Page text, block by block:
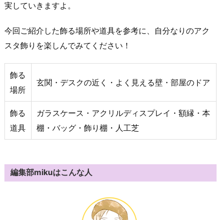
実していきますよ。
今回ご紹介した飾る場所や道具を参考に、自分なりのアク
スタ飾りを楽しんでみてください！
飾る
場所
玄関・デスクの近く・よく見える壁・部屋のドア
飾る
道具
ガラスケース・アクリルディスプレイ・額縁・本
棚・バッグ・飾り棚・人工芝
編集部mikuはこんな人